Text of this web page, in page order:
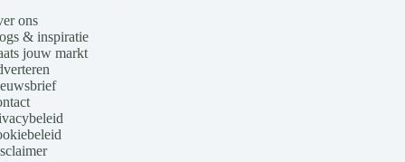
ons
& inspiratie
jouw markt